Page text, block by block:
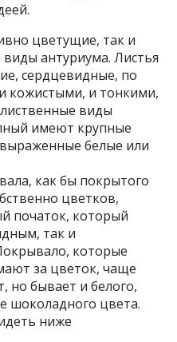
цветущие, так и
антуриума. Листья
сердцевидные, по
кожистыми, и тонкими,
виды
имеют крупные
белые или
как бы покрытого
цветков,
початок, который
так и
которые
за цветок, чаще
но бывает и белого,
шоколадного цвета.
ниже